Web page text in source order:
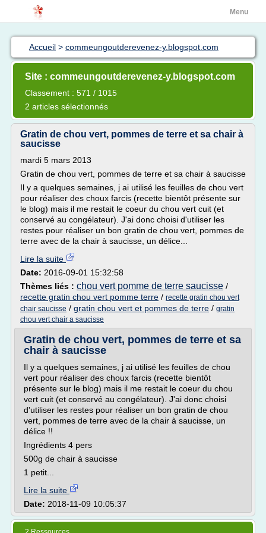
Menu
Accueil > commeungoutderevenez-y.blogspot.com
Site : commeungoutderevenez-y.blogspot.com
Classement : 571 / 1015
2 articles sélectionnés
Gratin de chou vert, pommes de terre et sa chair à
saucisse
mardi 5 mars 2013
Gratin de chou vert, pommes de terre et sa chair à saucisse
Il y a quelques semaines, j ai utilisé les feuilles de chou vert
pour réaliser des choux farcis (recette bientôt présente sur
le blog) mais il me restait le coeur du chou vert cuit (et
conservé au congélateur). J'ai donc choisi d'utiliser les
restes pour réaliser un bon gratin de chou vert, pommes de
terre avec de la chair à saucisse, un délice...
Lire la suite
Date: 2016-09-01 15:32:58
Thèmes liés : chou vert pomme de terre saucisse /
recette gratin chou vert pomme terre / recette gratin chou vert
chair saucisse / gratin chou vert et pommes de terre / gratin
chou vert chair a saucisse
Gratin de chou vert, pommes de terre et sa
chair à saucisse
Il y a quelques semaines, j ai utilisé les feuilles de chou
vert pour réaliser des choux farcis (recette bientôt
présente sur le blog) mais il me restait le coeur du chou
vert cuit (et conservé au congélateur). J'ai donc choisi
d'utiliser les restes pour réaliser un bon gratin de chou
vert, pommes de terre avec de la chair à saucisse, un
délice !!
Ingrédients 4 pers
500g de chair à saucisse
1 petit...
Lire la suite
Date: 2018-11-09 10:05:37